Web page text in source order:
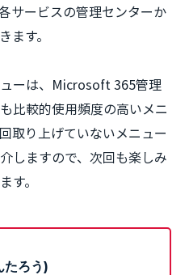
サービスの管理センターか
ます。
ーは、Microsoft 365管理
比較的使用頻度の高いメニ
取り上げていないメニュー
しますので、次回も楽しみ
す。
たろう)